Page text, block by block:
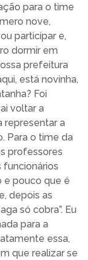
para o time
nove,
participar e,
dormir em
prefeitura
está novinha,
Foi
voltar a
representar a
Para o time da
professores
funcionários
e pouco que é
depois as
só cobra”. Eu
para a
essa,
que realizar se